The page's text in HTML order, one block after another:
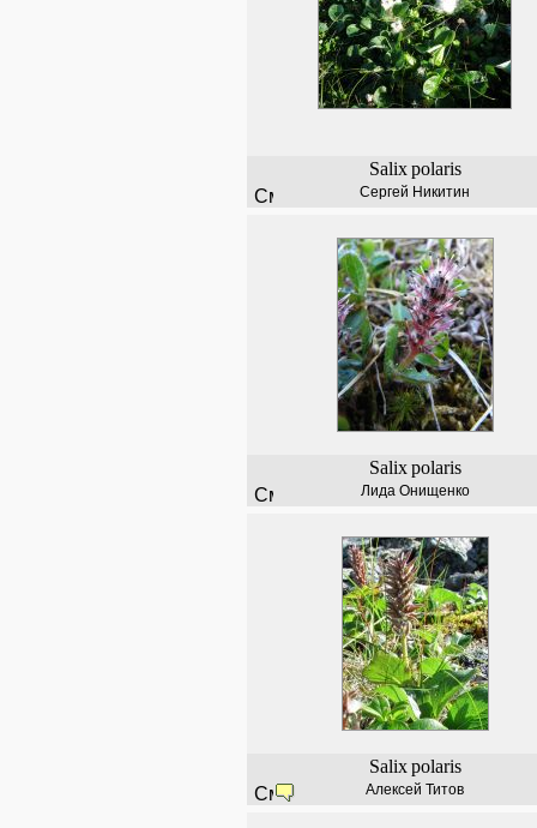
Salix polaris
Сергей Никитин
Salix polaris
Лида Онищенко
Salix polaris
Алексей Титов